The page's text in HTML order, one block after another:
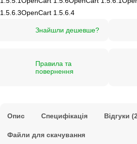
1.5.6.3OpenCart 1.5.6.4
Знайшли дешевше?
Правила та
повернення
Опис Специфікація Відгуки
Файли для скачування